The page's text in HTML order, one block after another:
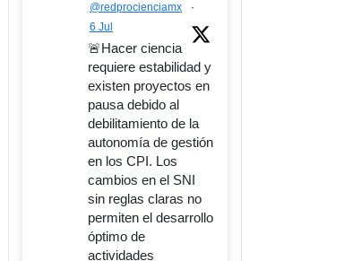
@redprocienciamx
·
6 Jul
🚨Hacer ciencia
requiere estabilidad y
existen proyectos en
pausa debido al
debilitamiento de la
autonomía de gestión
en los CPI. Los
cambios en el SNI
sin reglas claras no
permiten el desarrollo
óptimo de
actividades